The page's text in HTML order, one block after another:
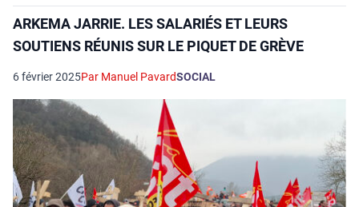
ARKEMA JARRIE. LES SALARIÉS ET LEURS
SOUTIENS RÉUNIS SUR LE PIQUET DE GRÈVE
6 février 2025Par Manuel PavardSOCIAL